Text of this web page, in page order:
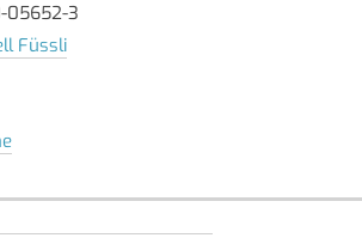
05652-3
Füssli